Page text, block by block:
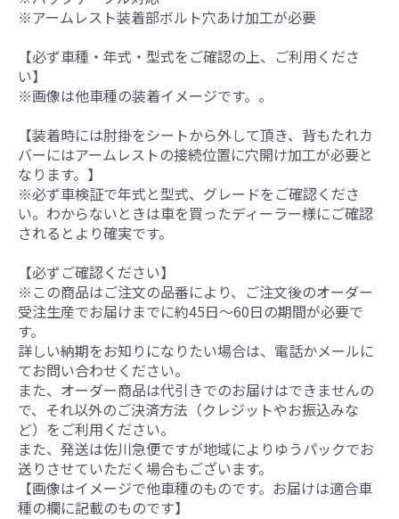
※アームレスト装着部ボルト穴あけ加工が必要
【必ず車種・年式・型式をご確認の上、ご利用くださ
い】
※画像は他車種の装着イメージです。。
【装着時には肘掛をシートから外して頂き、背もたれカ
バーにはアームレストの接続位置に穴開け加工が必要と
なります。】
※必ず車検証で年式と型式、グレードをご確認くださ
い。わからないときは車を買ったディーラー様にご確認
されるとより確実です。
【必ずご確認ください】
※この商品はご注文の品番により、ご注文後のオーダー
受注生産でお届けまでに約45日～60日の期間が必要で
す。
詳しい納期をお知りになりたい場合は、電話かメールに
てお問い合わせください。
また、オーダー商品は代引きでのお届けはできませんの
で、それ以外のご決済方法（クレジットやお振込みな
ど）をご利用ください。
また、発送は佐川急便ですが地域によりゆうパックでお
送りさせていただく場合もございます。
【画像はイメージで他車種のものです。お届けは適合車
種の欄に記載のものです】